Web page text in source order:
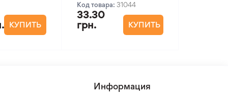
КУПИТЬ
Код товара: 31044
33.30
грн.
КУПИТЬ
Информация